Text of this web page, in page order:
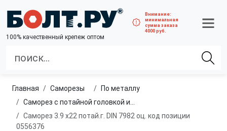
100% качественный крепеж оптом
Внимание:
минимальная
сумма заказа
4000 руб.
Главная саморезы
по металлу
Саморез с потайной головкой и острым концом
Саморез 3.9 х22 потай.г. DIN 7982 оц. код позиции
0556376